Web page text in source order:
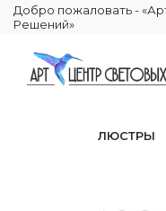
Добро пожаловать -
Решений»
ЛЮСТРЫ